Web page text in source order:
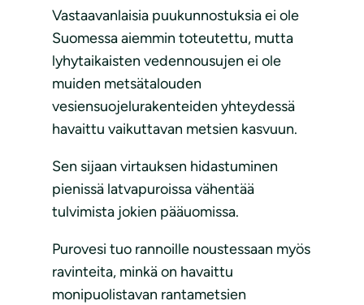
Vastaavanlaisia puukunnostuksia ei ole
Suomessa aiemmin toteutettu, mutta
lyhytaikaisten vedennousujen ei ole
muiden metsätalouden
vesiensuojelurakenteiden yhteydessä
havaittu vaikuttavan metsien kasvuun.
Sen sijaan virtauksen hidastuminen
pienissä latvapuroissa vähentää
tulvimista jokien pääuomissa.
Purovesi tuo rannoille noustessaan myös
ravinteita, minkä on havaittu
monipuolistavan rantametsien